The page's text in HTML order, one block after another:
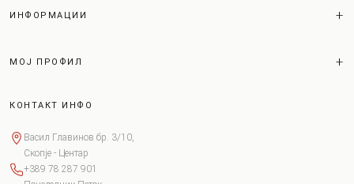
ИНФОРМАЦИИ
МОЈ ПРОФИЛ
КОНТАКТ ИНФО
Васил Главинов бр. 3/10,
Скопје - Центар
+389 78 287 901